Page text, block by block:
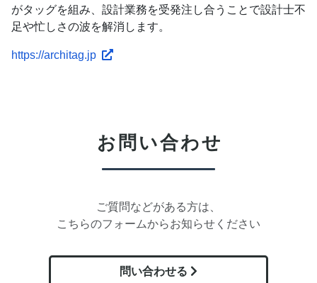
がタッグを組み、設計業務を受発注し合うことで設計士不
足や忙しさの波を解消します。
https://architag.jp
お問い合わせ
ご質問などがある方は、
こちらのフォームからお知らせください
問い合わせる